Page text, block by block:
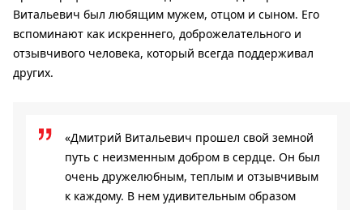
Витальевич был любящим мужем, отцом и сыном. Его
вспоминают как искреннего, доброжелательного и
отзывчивого человека, который всегда поддерживал
других.
«Дмитрий Витальевич прошел свой земной
путь с неизменным добром в сердце. Он был
очень дружелюбным, теплым и отзывчивым
к каждому. В нем удивительным образом